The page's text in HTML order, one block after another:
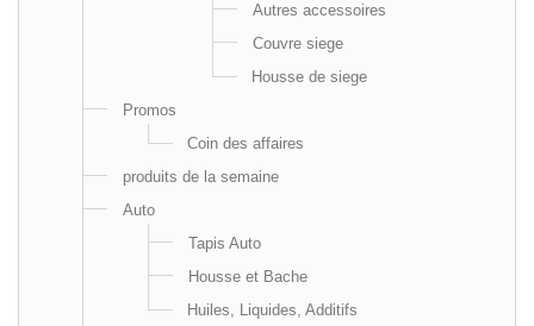
Autres accessoires
Couvre siege
Housse de siege
Promos
Coin des affaires
produits de la semaine
Auto
Tapis Auto
Housse et Bache
Huiles, Liquides, Additifs